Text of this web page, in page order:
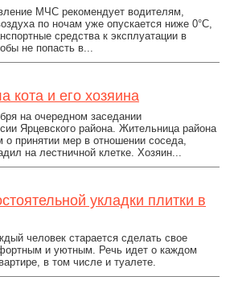
МЧС рекомендует водителям,
по ночам уже опускается ниже 0°C,
средства к эксплуатации в
не попасть в...
кота и его хозяина
на очередном заседании
Ярцевского района. Жительница района
о принятии мер в отношении соседа,
на лестничной клетке. Хозяин...
укладки плитки в
человек старается сделать свое
и уютным. Речь идет о каждом
в том числе и туалете.